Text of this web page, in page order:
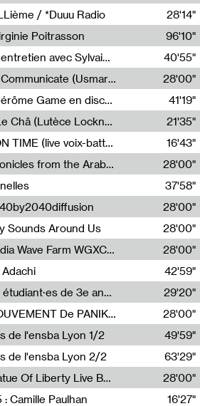
/ *Duuu Radio
28'14"
Poitrasson
Poitrasson
96'10"
Anatomie du Tomason, entretien avec Sylvain Cardonnel
40'55"
Radia Show #1095 : To Communicate (Usmaradio)
28'00"
Light turbulences #2 : Jérôme Game en discussion avec Thomas Corlin
41'19"
Light turbulences #3 : Le Châ (Lutèce Lockness)
21'35"
Light turbulences #1 : ON TIME (live voix-batterie) avec Jérôme Game & Jean-Michel Espitallier
Espitallier
16'43"
Radia Show #1094 Chronicles from the Arab Cold War by Ghazi Barakat
28'00"
37'58"
28'00"
Sounds Around Us
28'00"
Radia Show #1090 : Radia Wave Farm WGXC Corey De Juan Sherrard Jr Startalk
28'00"
42'59"
Regilote / Live avec les étudiant·es de 3e année de l'EMA
Nima Henryon,Athéna Noël,Amir Genillon,Ibourayane Ahmadi,Manelle Cherrih,Honorine Gibello,John Weeber,Manon Joseph
29'20"
Radia Show #1089 : MOUVEMENT De PANIK (Radio Panik)
28'00"
de l'ensba Lyon 1/2
49'59"
de l'ensba Lyon 2/2
63'29"
Radia Show #1088 : Statue Of Liberty Live By Ed Baxter (Resonance)
28'00"
Camille Paulhan
16'27"